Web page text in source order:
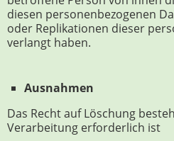
diesen personenbezogenen
oder Replikationen dieser
verlangt haben.
Ausnahmen
Das Recht auf Löschung
Verarbeitung erforderlich ist